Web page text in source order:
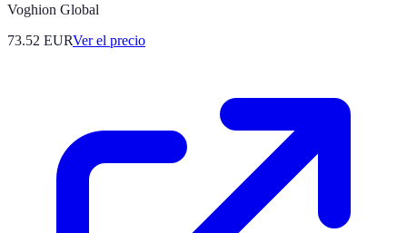
Voghion Global
73.52 EURVer el precio